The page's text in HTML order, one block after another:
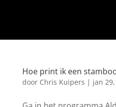
Hoe print ik een
door Chris Kuipers | jan